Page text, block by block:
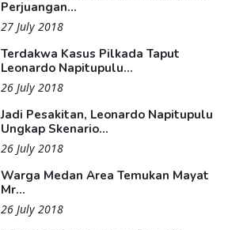
Perjuangan...
27 July 2018
Terdakwa Kasus Pilkada Taput
Leonardo Napitupulu...
26 July 2018
Jadi Pesakitan, Leonardo Napitupulu
Ungkap Skenario...
26 July 2018
Warga Medan Area Temukan Mayat
Mr...
26 July 2018